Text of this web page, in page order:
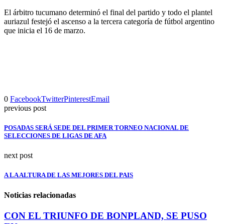
El árbitro tucumano determinó el final del partido y todo el plantel
auriazul festejó el ascenso a la tercera categoría de fútbol argentino
que inicia el 16 de marzo.
0 FacebookTwitterPinterestEmail
previous post
POSADAS SERÁ SEDE DEL PRIMER TORNEO NACIONAL DE
SELECCIONES DE LIGAS DE AFA
next post
A LA ALTURA DE LAS MEJORES DEL PAIS
Noticias relacionadas
CON EL TRIUNFO DE BONPLAND, SE PUSO